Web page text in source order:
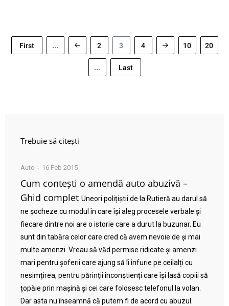
First ... 2 3 4 10 20
... Last
Trebuie să citești
Auto 16 Feb 2015
Cum contești o amendă auto abuzivă –
Ghid complet Uneori polițiștii de la Rutieră au darul să
ne șocheze cu modul în care își aleg procesele verbale și
fiecare dintre noi are o istorie care a durut la buzunar. Eu
sunt din tabăra celor care cred că avem nevoie de și mai
multe amenzi. Vreau să văd permise ridicate și amenzi
mari pentru șoferii care ajung să îi înfurie pe ceilalți cu
nesimțirea, pentru părinții inconștienți care își lasă copiii să
țopăie prin mașină și cei care folosesc telefonul la volan.
Dar asta nu înseamnă că putem fi de acord cu abuzul.